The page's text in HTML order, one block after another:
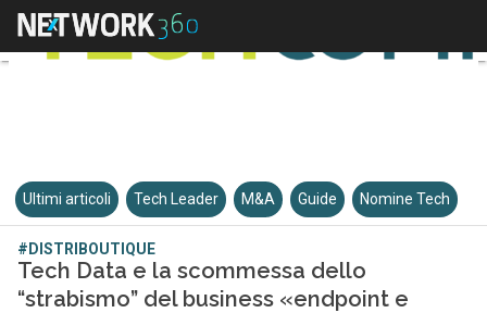
Ultimi articoli Tech Leader M&A Guide Nomine Tech
#DISTRIBOUTIQUE
Tech Data e la scommessa dello
“strabismo” del business «endpoint e